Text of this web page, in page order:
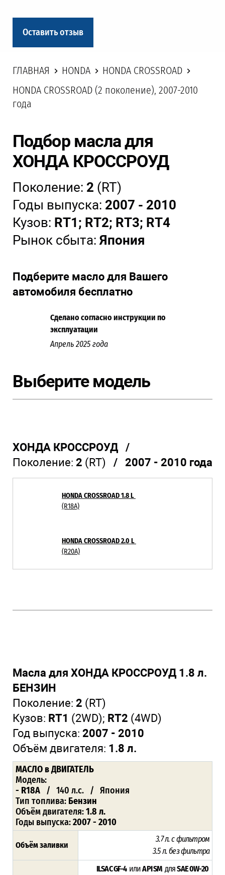
Оставить отзыв
ГЛАВНАЯ HONDA
HONDA CROSSROAD
HONDA CROSSROAD (2 поколение), 2007-2010
года
Подбор масла для
ХОНДА КРОССРОУД
Поколение: 2 (RT)
Годы выпуска: 2007 - 2010
Кузов: RT1; RT2; RT3; RT4
Рынок сбыта: Япония
Подберите масло для Вашего
автомобиля бесплатно
Сделано согласно инструкции по
эксплуатации
Апрель 2025 года
Выберите модель
ХОНДА КРОССРОУД /
Поколение: 2 (RT) / 2007 - 2010 года
HONDA CROSSROAD 1.8 L
(R18A)
HONDA CROSSROAD 2.0 L
(R20A)
Масла для ХОНДА КРОССРОУД 1.8 л.
БЕНЗИН
Поколение: 2 (RT)
Кузов: RT1 (2WD); RT2 (4WD)
Год выпуска: 2007 - 2010
Объём двигателя: 1.8 л.
МАСЛО в ДВИГАТЕЛЬ
Модель:
- R18A / 140 л.с. / Япония
Тип топлива: Бензин
Объём двигателя:1.8 л.
Годы выпуска:2007 - 2010
Объём заливки
3.7 л. с фильтром
3.5 л. без фильтра
ILSAC GF-4 илиAPI SM дляSAE 0W-20